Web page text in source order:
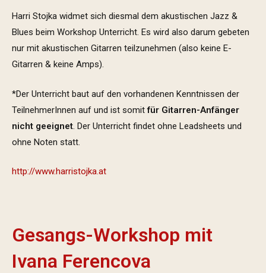
Harri Stojka widmet sich diesmal dem akustischen Jazz &
Blues beim Workshop Unterricht. Es wird also darum gebeten
nur mit akustischen Gitarren teilzunehmen (also keine E-
Gitarren & keine Amps).
*Der Unterricht baut auf den vorhandenen Kenntnissen der
TeilnehmerInnen auf und ist somitfür Gitarren-Anfänger
nicht geeignet . Der Unterricht findet ohne Leadsheets und
ohne Noten statt.
http://www.harristojka.at
Gesangs-Workshop mit
Ivana Ferencova